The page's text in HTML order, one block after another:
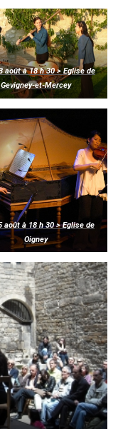
août à 18 h 30 > Eglise de
Gevigney-et-Mercey
août à 18 h 30 > Eglise de
Oigney